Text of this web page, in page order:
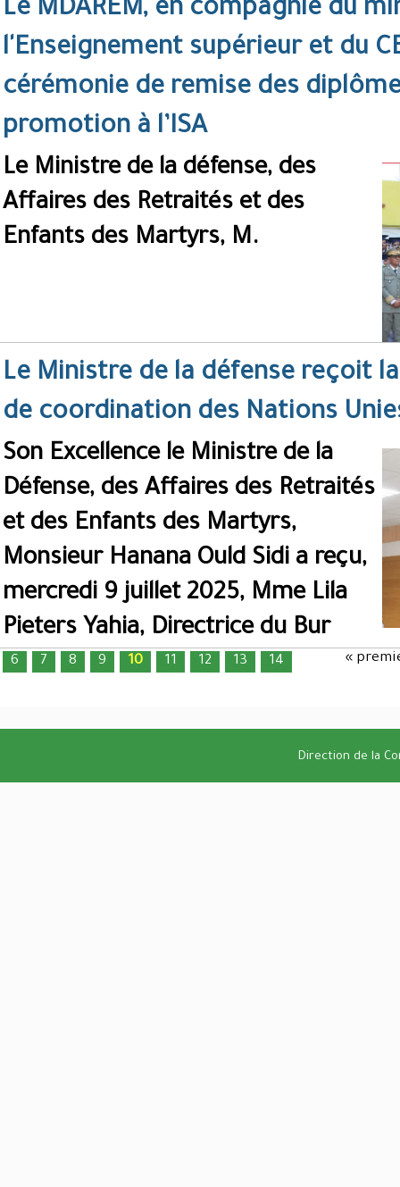
Le MDAREM, en compagnie du
l'Enseignement supérieur et du
cérémonie de remise des
promotion à l’ISA
Le Ministre de la défense, des
Affaires des Retraités et des
Enfants des Martyrs, M.
Le Ministre de la défense reçoit
de coordination des Nations
Son Excellence le Ministre de la
Défense, des Affaires des Retraités
et des Enfants des Martyrs,
Monsieur Hanana Ould Sidi a reçu,
mercredi 9 juillet 2025, Mme Lila
Pieters Yahia, Directrice du Bur
Pages «
6 7 8 9 10 11 12 13 14
Direction de la